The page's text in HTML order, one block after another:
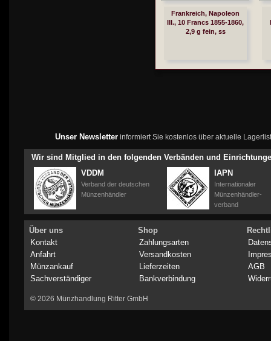
Frankreich, Napoleon
III., 10 Francs 1855-1860,
2,9 g fein, ss
Unser Newsletterinformiert Sie kostenlos über aktuelle
Wir sind Mitglied in den folgenden Verbänden und
VDDM
Verband der deutschen
Münzenhändler
IAPN
Internationaler
Münzenhändler-
verband
Über uns
Kontakt
Anfahrt
Münzankauf
Sachverständiger
Shop
Zahlungsarten
Versandkosten
Lieferzeiten
Bankverbindung
AGB
© 2026 Münzhandlung Ritter GmbH